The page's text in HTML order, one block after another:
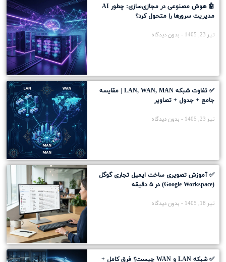
🤖 هوش مصنوعی در مجازی‌سازی: چطور AI
مدیریت سرورها را متحول کرد؟
تیر 23, 1405 بدون دیدگاه
✅ تفاوت شبکه LAN, WAN, MAN | مقایسه
جامع + جدول + تصاویر
تیر 23, 1405 بدون دیدگاه
✅ آموزش تصویری ساخت ایمیل تجاری گوگل
(Google Workspace) در ۵ دقیقه
تیر 18, 1405 بدون دیدگاه
✅ شبکه LAN و WAN چیست؟ فرق کامل +